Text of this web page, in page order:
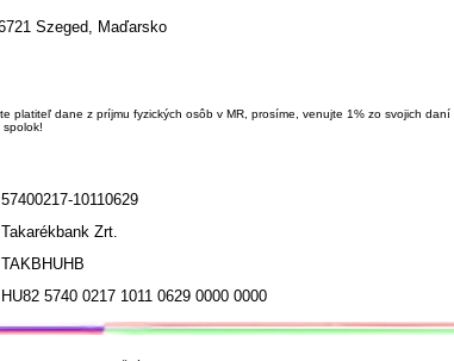
Szeged, Maďarsko
platiteľ dane z príjmu fyzických osôb v MR, prosíme, venujte 1% zo svojich daní
spolok!
57400217-10110629
Takarékbank Zrt.
TAKBHUHB
HU82 5740 0217 1011 0629 0000 0000